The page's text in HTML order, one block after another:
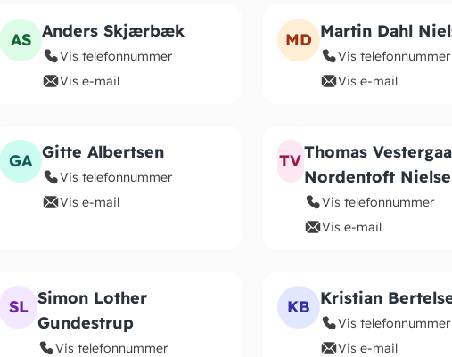
AS Anders Skjærbæk
Vis telefonnummer
Vis e-mail
MD Martin Dahl
Vis telefonnummer
Vis e-mail
GA Gitte Albertsen
Vis telefonnummer
Vis e-mail
TVThomas
Nordentoft
Vis telefonnummer
Vis e-mail
SL Simon Lother
Gundestrup
Vis telefonnummer
KB Kristian
Vis telefonnummer
Vis e-mail